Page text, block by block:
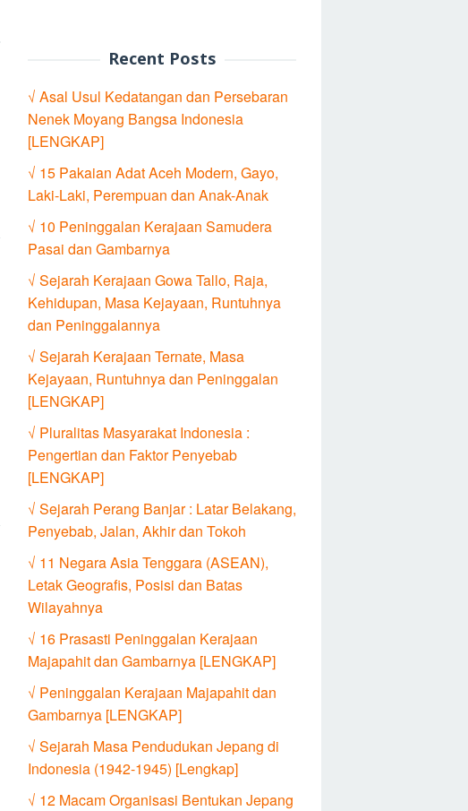
Recent Posts
√ Asal Usul Kedatangan dan Persebaran
Nenek Moyang Bangsa Indonesia
[LENGKAP]
√ 15 Pakaian Adat Aceh Modern, Gayo,
Laki-Laki, Perempuan dan Anak-Anak
√ 10 Peninggalan Kerajaan Samudera
Pasai dan Gambarnya
√ Sejarah Kerajaan Gowa Tallo, Raja,
Kehidupan, Masa Kejayaan, Runtuhnya
dan Peninggalannya
√ Sejarah Kerajaan Ternate, Masa
Kejayaan, Runtuhnya dan Peninggalan
[LENGKAP]
√ Pluralitas Masyarakat Indonesia :
Pengertian dan Faktor Penyebab
[LENGKAP]
√ Sejarah Perang Banjar : Latar Belakang,
Penyebab, Jalan, Akhir dan Tokoh
√ 11 Negara Asia Tenggara (ASEAN),
Letak Geografis, Posisi dan Batas
Wilayahnya
√ 16 Prasasti Peninggalan Kerajaan
Majapahit dan Gambarnya [LENGKAP]
√ Peninggalan Kerajaan Majapahit dan
Gambarnya [LENGKAP]
√ Sejarah Masa Pendudukan Jepang di
Indonesia (1942-1945) [Lengkap]
√ 12 Macam Organisasi Bentukan Jepang